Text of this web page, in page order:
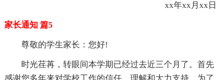
xx年xx月xx日
家长通知 篇5
尊敬的学生家长：您好!
时光荏苒，转眼间本学期已经过去近三个月了。首先